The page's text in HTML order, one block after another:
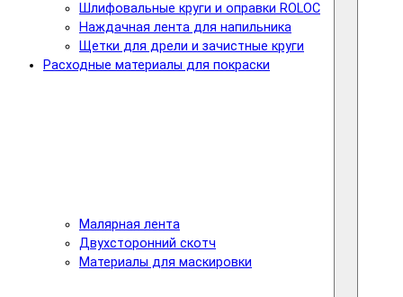
Шлифовальные круги и оправки ROLOC
Наждачная лента для напильника
Щетки для дрели и зачистные круги
Расходные материалы для покраски
Малярная лента
Двухсторонний скотч
Материалы для маскировки